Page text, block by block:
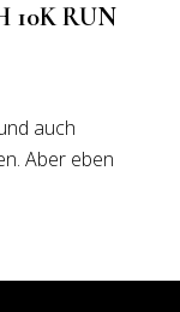
10K RUN
auch
Aber eben